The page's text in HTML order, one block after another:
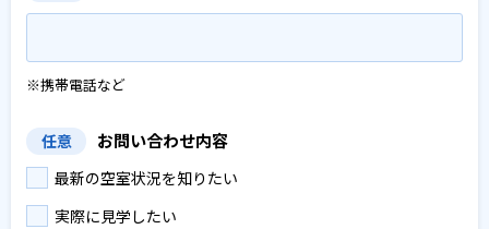
※携帯電話など
任意 お問い合わせ内容
最新の空室状況を知りたい
実際に見学したい